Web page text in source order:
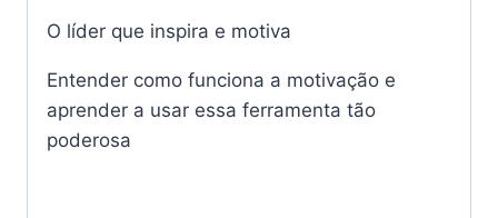
O líder que inspira e motiva
Entender como funciona a motivação e
aprender a usar essa ferramenta tão
poderosa